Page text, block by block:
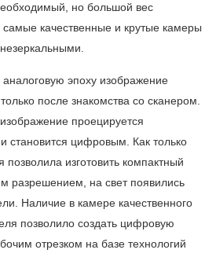
но большой вес
самые качественные и крутые камеры
эпоху изображение
после знакомства со сканером.
проецируется
становится цифровым. Как только
изготовить компактный
разрешением, на свет появились
Наличие в камере качественного
позволило создать цифровую
отрезком на базе технологий